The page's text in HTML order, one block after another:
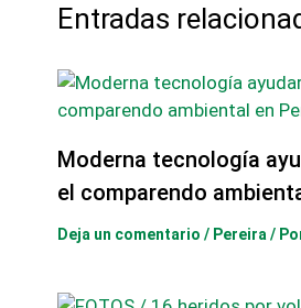
Entradas
Moderna tecnología
el comparendo
Deja un comentario / Pereira/